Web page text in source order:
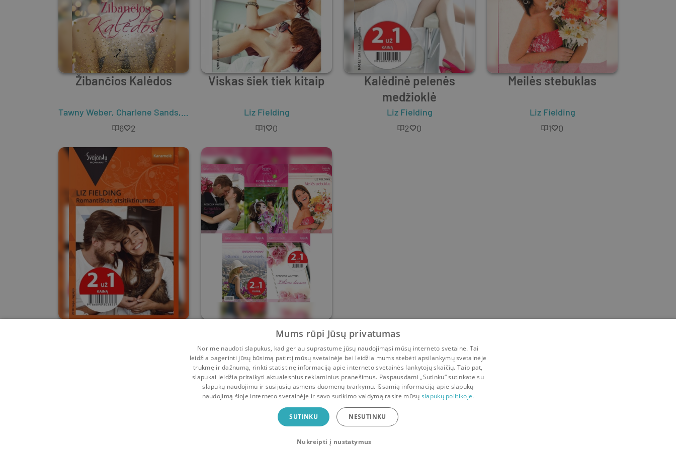
Žibančios Kalėdos
Tawny Weber, Charlene Sands,
6
2
Viskas šiek tiek kitaip
Liz Fielding
1
0
Kalėdinė pelenės
medžioklė
Liz Fielding
2
0
Meilės stebuklas
Liz Fielding
1
0
Penki „Romantikos“
serijos romanai
Rebecca Winters, Barbara Hannay ,Fiona Harper,Liz Fielding
0
0
Mums rūpi Jūsų privatumas
Norime naudoti slapukus, kad geriau suprastume jūsų naudojimąsi mūsų interneto svetaine. Tai
leidžia pagerinti jūsų būsimą patirtį mūsų svetainėje bei leidžia mums stebėti apsilankymų svetainėje
trukmę ir dažnumą, rinkti statistinę informaciją apie interneto svetainės lankytojų skaičių. Taip pat,
slapukai leidžia pritaikyti aktualesnius reklaminius pranešimus. Paspausdami „Sutinku“ sutinkate su
slapukų naudojimu ir susijusių asmens duomenų tvarkymu. Išsamią informaciją apie slapukų
naudojimą šioje interneto svetainėje ir savo sutikimo valdymą rasite mūsų slapukų politikoje.
SUTINKU NESUTINKU
Nukreipti į nustatymus